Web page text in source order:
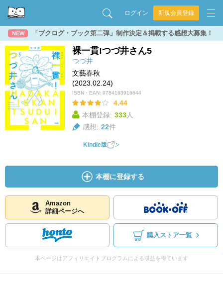
ログイン 新規会員登録
NEW 「ブクログ・ブック第二弾」制作決定＆掲載する感想大募集！
裸一貫!つづ井さん5
つづ井
文藝春秋
(2023.02.24)
ISBN・EAN: 9784163916644
4.44
本棚登録: 333人
感想: 22件
Kindle版
本棚に登録する
Amazon
詳細ページへ
購入ストア一覧
本ページはアフィリエイトプログラムによる収益を得ています